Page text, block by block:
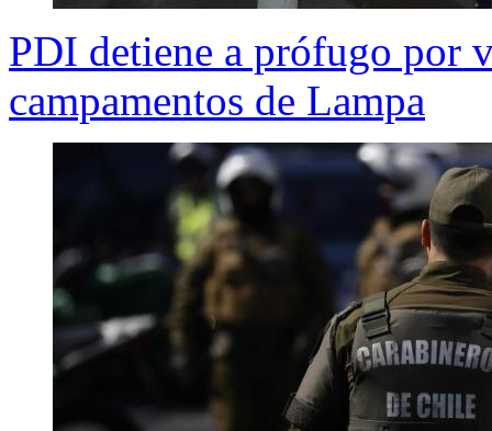
PDI detiene a prófugo por
campamentos de Lampa